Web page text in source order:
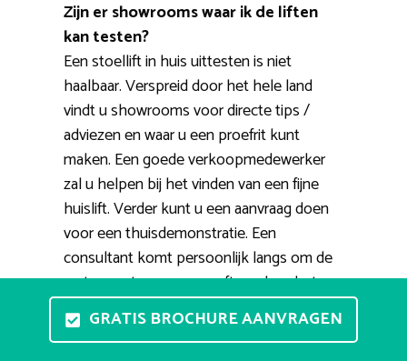
Zijn er showrooms waar ik de liften
kan testen?
Een stoellift in huis uittesten is niet
haalbaar. Verspreid door het hele land
vindt u showrooms voor directe tips /
adviezen en waar u een proefrit kunt
maken. Een goede verkoopmedewerker
zal u helpen bij het vinden van een fijne
huislift. Verder kunt u een aanvraag doen
voor een thuisdemonstratie. Een
consultant komt persoonlijk langs om de
maten op te nemen, geeft aan hoe het er
uiteindelijk visueel uit komt te zien en
heeft de mogelijkheid een offerte te
GRATIS BROCHURE AANVRAGEN